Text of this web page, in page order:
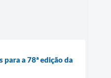
para a 78ª edição da